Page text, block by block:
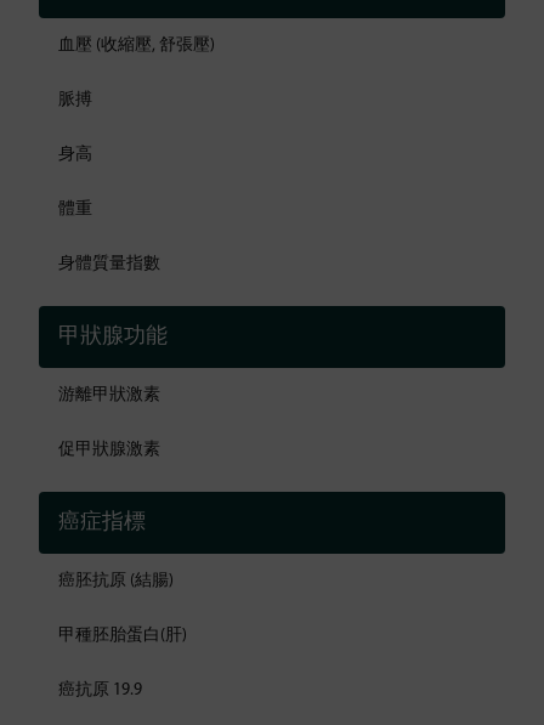
血壓 (收縮壓, 舒張壓)
脈搏
身高
體重
身體質量指數
甲狀腺功能
游離甲狀激素
促甲狀腺激素
癌症指標
癌胚抗原 (結腸)
甲種胚胎蛋白(肝)
癌抗原 19.9